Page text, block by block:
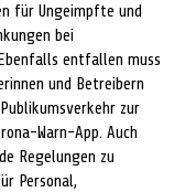
für Ungeimpfte und
bei
entfallen muss
und Betreibern
zur
Warn-App. Auch
Regelungen zu
Personal,